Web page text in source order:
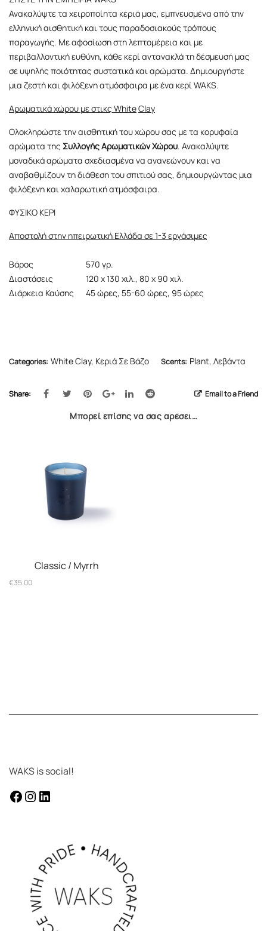
Ανακαλύψτε τα χειροποίητα κεριά μας, εμπνευσμένα από την
ελληνική αισθητική και τους παραδοσιακούς τρόπους
παραγωγής. Με αφοσίωση στη λεπτομέρεια και με
περιβαλλοντική ευθύνη, κάθε κερί αντανακλά τη δέσμευσή μας
σε υψηλής ποιότητας συστατικά και αρώματα. Δημιουργήστε
μια ζεστή και φιλόξενη ατμόσφαιρα με ένα κερί WAKS.
Αρωματικά χώρου με στικς WhiteClay
Ολοκληρώστε την αισθητική του χώρου σας με τα κορυφαία
αρώματα της Συλλογής Αρωματικών Χώρου. Ανακαλύψτε
μοναδικά αρώματα σχεδιασμένα να ανανεώνουν και να
αναβαθμίζουν τη διάθεση του σπιτιού σας, δημιουργώντας μια
φιλόξενη και χαλαρωτική ατμόσφαιρα.
ΦΥΣΙΚΟ ΚΕΡΙ
Αποστολή στην ηπειρωτική Ελλάδα σε 1-3 εργάσιμες
Βάρος
570 γρ.
Διαστάσεις
120 x 130 χιλ., 80 x 90 χιλ.
Διάρκεια Καύσης
45 ώρες, 55-60 ώρες, 95 ώρες
Categories: White Clay, Κεριά Σε Βάζο Scents: Plant, Λεβάντα
Share: Email to a Friend
Μπορεί επίσης να σας αρέσει…
Classic / Myrrh
€35.00
WAKS is social!
facebook
instagram
Linkedin